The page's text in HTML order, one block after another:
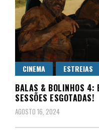
CINEMA ESTREIAS
BALAS & BOLINHOS 4:
SESSÕES ESGOTADAS!
AGOSTO 16, 2024